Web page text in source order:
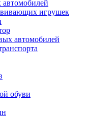
автомобилей
игрушек
автомобилей
обуви